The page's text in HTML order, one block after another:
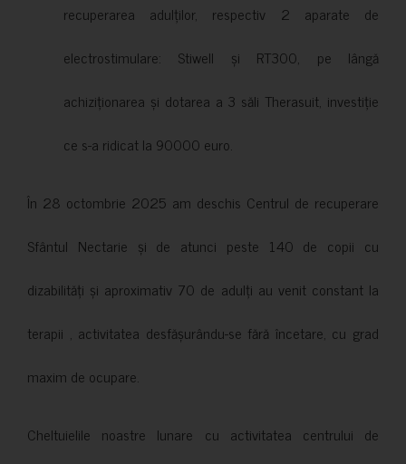
recuperarea adulților, respectiv 2 aparate de
electrostimulare: Stiwell și RT300, pe lângă
achiziționarea și dotarea a 3 săli Therasuit, investiție
ce s-a ridicat la 90000 euro.
În 28 octombrie 2025 am deschis Centrul de recuperare
Sfântul Nectarie și de atunci peste 140 de copii cu
dizabilități și aproximativ 70 de adulți au venit constant la
terapii , activitatea desfășurându-se fără încetare, cu grad
maxim de ocupare.
Cheltuielile noastre lunare cu activitatea centrului de